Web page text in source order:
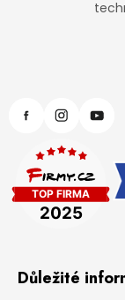
Důležité